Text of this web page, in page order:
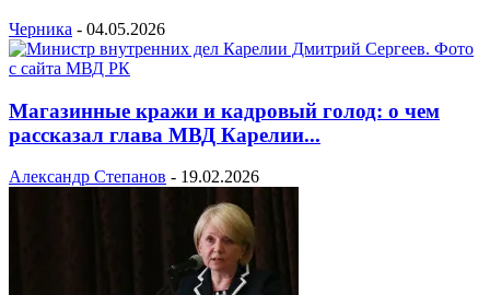
Черника - 04.05.2026
Магазинные кражи и кадровый голод: о чем
рассказал глава МВД Карелии...
Александр Степанов - 19.02.2026